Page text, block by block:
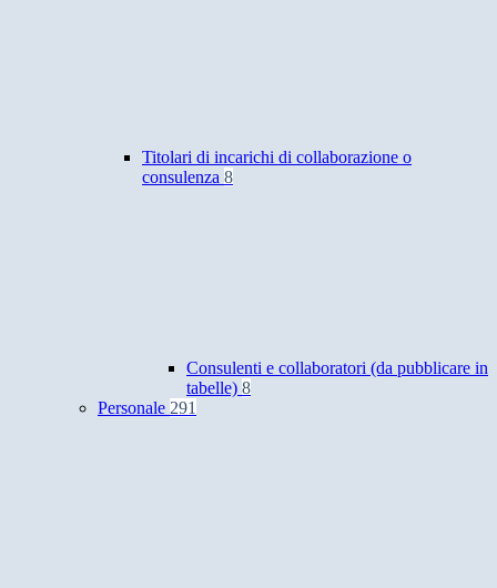
Titolari di incarichi di collaborazione o
consulenza 8
Consulenti e collaboratori (da pubblicare in
tabelle) 8
Personale 291